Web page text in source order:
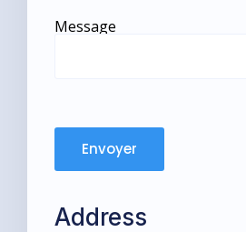
Message
Address